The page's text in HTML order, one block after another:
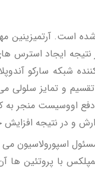
است. آرتمیزینین
ایجاد استرس
شبکه سارکو
و تمایز سلولی
منجر به
و در نتیجه
اسپورولاسیون می
با پروتئین ها